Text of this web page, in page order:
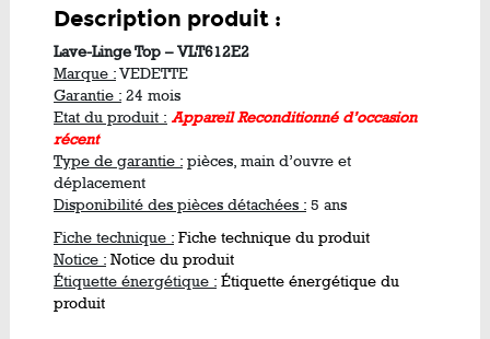
Description produit :
Lave-Linge Top – VLT612E2
Marque :VEDETTE
Garantie : 24 mois
Etat du produit : Appareil Reconditionné d’occasion
récent
Type de garantie : pièces, main d’ouvre et
déplacement
Disponibilité des pièces détachées : 5 ans
Fiche technique : Fiche technique du produit
Notice : Notice du produit
Étiquette énergétique : Étiquette énergétique du
produit